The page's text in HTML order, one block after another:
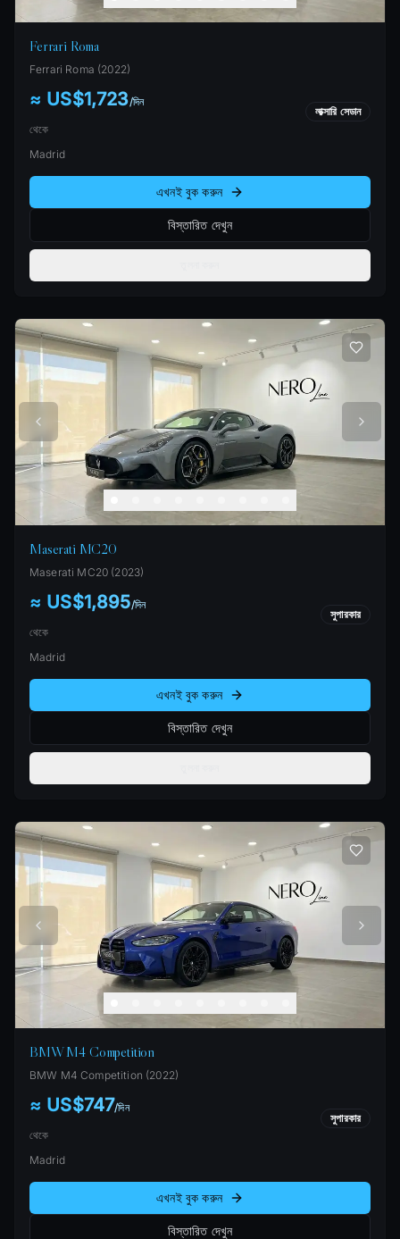
Ferrari Roma
Ferrari Roma (2022)
≈ US$1,723/দিন
থেকে
লাক্সারি সেডান
Madrid
এখনই বুক করুন
বিস্তারিত দেখুন
Maserati MC20
Maserati MC20 (2023)
≈ US$1,895/দিন
থেকে
সুপারকার
Madrid
এখনই বুক করুন
বিস্তারিত দেখুন
BMW M4 Competition
BMW M4 Competition (2022)
≈ US$747/দিন
থেকে
সুপারকার
Madrid
এখনই বুক করুন
বিস্তারিত দেখুন